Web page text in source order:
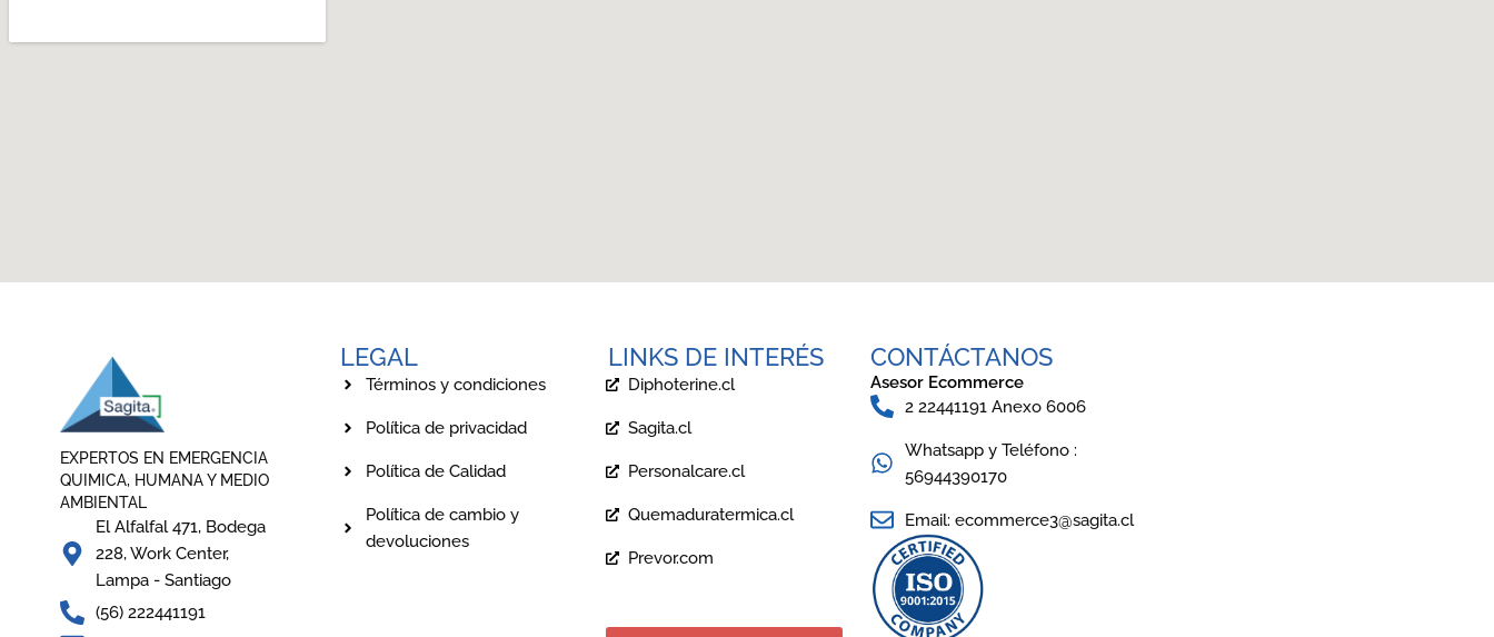
EXPERTOS EN EMERGENCIA
QUIMICA, HUMANA Y MEDIO
AMBIENTAL
El Alfalfal 471, Bodega
228, Work Center,
Lampa - Santiago
(56) 222441191
LEGAL
Términos y condiciones
Política de privacidad
Política de Calidad
Política de cambio y
devoluciones
LINKS DE INTERÉS
Diphoterine.cl
Sagita.cl
Personalcare.cl
Quemaduratermica.cl
Prevor.com
CONTÁCTANOS
Asesor Ecommerce
2 22441191 Anexo 6006
Whatsapp y Teléfono :
56944390170
Email: ecommerce3@sagita.cl